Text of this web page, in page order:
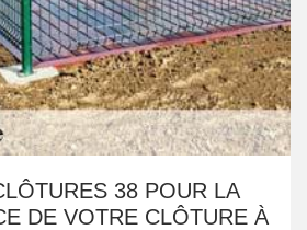
38 POUR LA
DE VOTRE CLÔTURE À